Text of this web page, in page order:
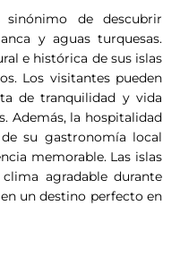
de descubrir
y aguas turquesas.
e histórica de sus islas
Los visitantes pueden
de tranquilidad y vida
Además, la hospitalidad
su gastronomía local
memorable. Las islas
agradable durante
un destino perfecto en